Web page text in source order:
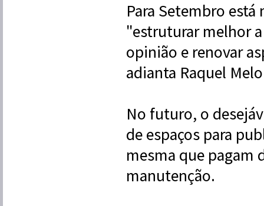
Para Setembro
"estruturar melhor
opinião e renovar
adianta Raquel
No futuro, o
de espaços para
mesma que pagam
manutenção.